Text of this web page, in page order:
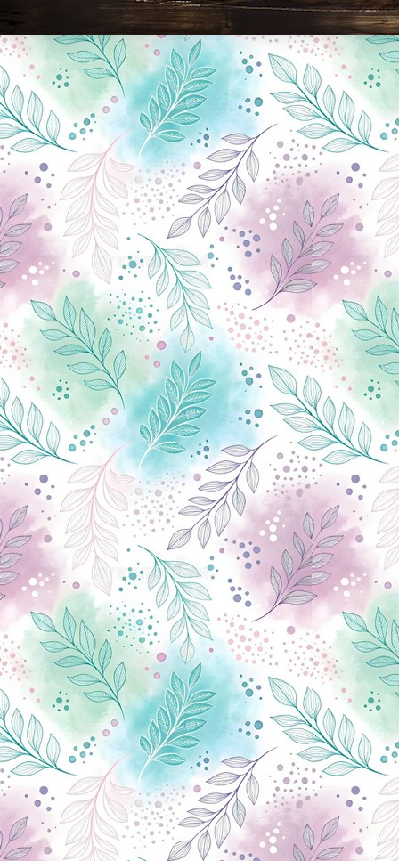
Новини Чернігова, Чернігівські новини, Чернігівський формат, новини Чернігова, події в Чернігові: політика, економіка, аналітика, культура, відеоновини, екологія, спортивний Чернігів, туризм, Чернігів